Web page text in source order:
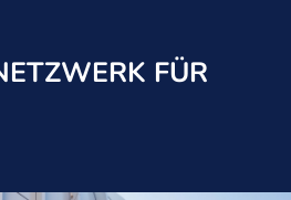
FÜR